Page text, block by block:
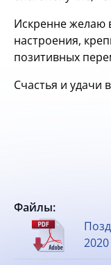
Искренне желаю
настроения,
позитивных
Счастья и удачи
Файлы: